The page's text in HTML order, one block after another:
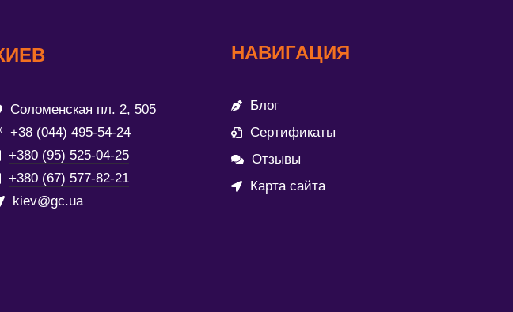
Соломенская пл. 2, 505
+38 (044) 495-54-24
+380 (95) 525-04-25
+380 (67) 577-82-21
kiev@gc.ua
НАВИГАЦИЯ
Блог
Сертификаты
Отзывы
Карта сайта